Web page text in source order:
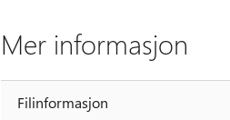
Mer informasjon
Filinformasjon